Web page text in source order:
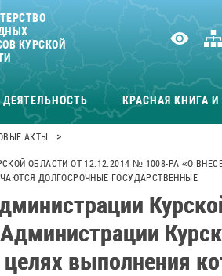
КУРСКОЙ
ДЕЯТЕЛЬНОСТЬ КРАСНАЯ КНИГА И
АКТЫ >
ОБЛАСТИ ОТ 12.12.2014 № 1008-РА «О
ДОЛГОСРОЧНЫЕ ГОСУДАРСТВЕННЫЕ
целях выполнения